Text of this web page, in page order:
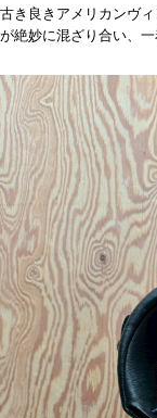
古き良きアメリカンヴ
が絶妙に混ざり合い、